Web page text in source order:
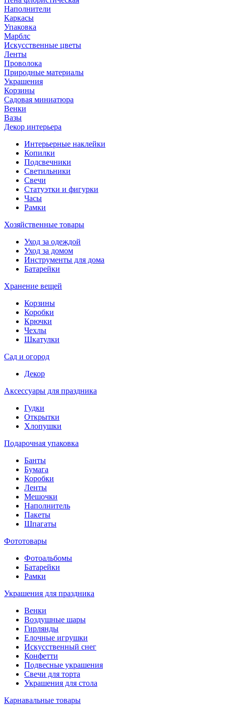
Наполнители
Каркасы
Упаковка
Марблс
Искусственные цветы
Ленты
Проволока
Природные материалы
Украшения
Корзины
Садовая миниатюра
Венки
Вазы
Декор интерьера
Интерьерные наклейки
Копилки
Подсвечники
Светильники
Свечи
Статуэтки и фигурки
Часы
Рамки
Хозяйственные товары
Уход за одеждой
Уход за домом
Инструменты для дома
Батарейки
Хранение вещей
Корзины
Коробки
Крючки
Чехлы
Шкатулки
Сад и огород
Декор
Аксессуары для праздника
Гудки
Открытки
Хлопушки
Подарочная упаковка
Банты
Бумага
Коробки
Ленты
Мешочки
Наполнитель
Пакеты
Шпагаты
Фототовары
Фотоальбомы
Батарейки
Рамки
Украшения для праздника
Венки
Воздушные шары
Гирлянды
Елочные игрушки
Искусственный снег
Конфетти
Подвесные украшения
Свечи для торта
Украшения для стола
Карнавальные товары